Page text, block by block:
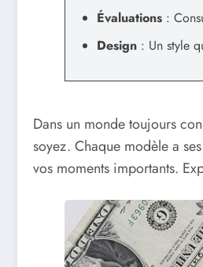
Évaluations :
Design : Un style
Dans un monde toujours
soyez. Chaque modèle a
vos moments importants.